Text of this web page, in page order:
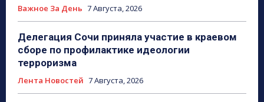
Важное За День 7 Августа, 2026
Делегация Сочи приняла участие в краевом
сборе по профилактике идеологии
терроризма
Лента Новостей 7 Августа, 2026